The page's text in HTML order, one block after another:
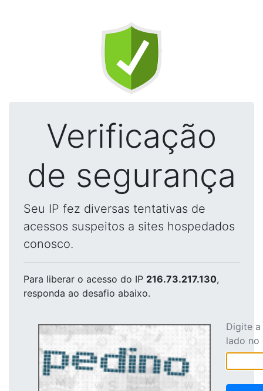
Verificação
de segurança
Seu IP fez diversas tentativas de
acessos suspeitos a sites hospedados
conosco.
Para liberar o acesso do IP 216.73.217.130,
responda ao desafio abaixo.
Digite
lado no